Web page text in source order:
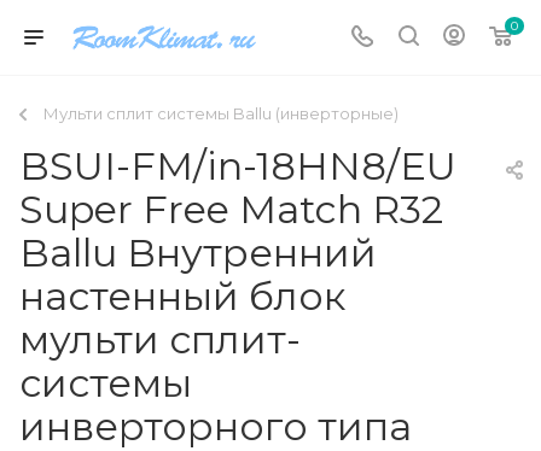
0
Мульти сплит системы Ballu (инверторные)
BSUI-FM/in-18HN8/EU
Super Free Match R32
Ballu Внутренний
настенный блок
мульти сплит-
системы
инверторного типа